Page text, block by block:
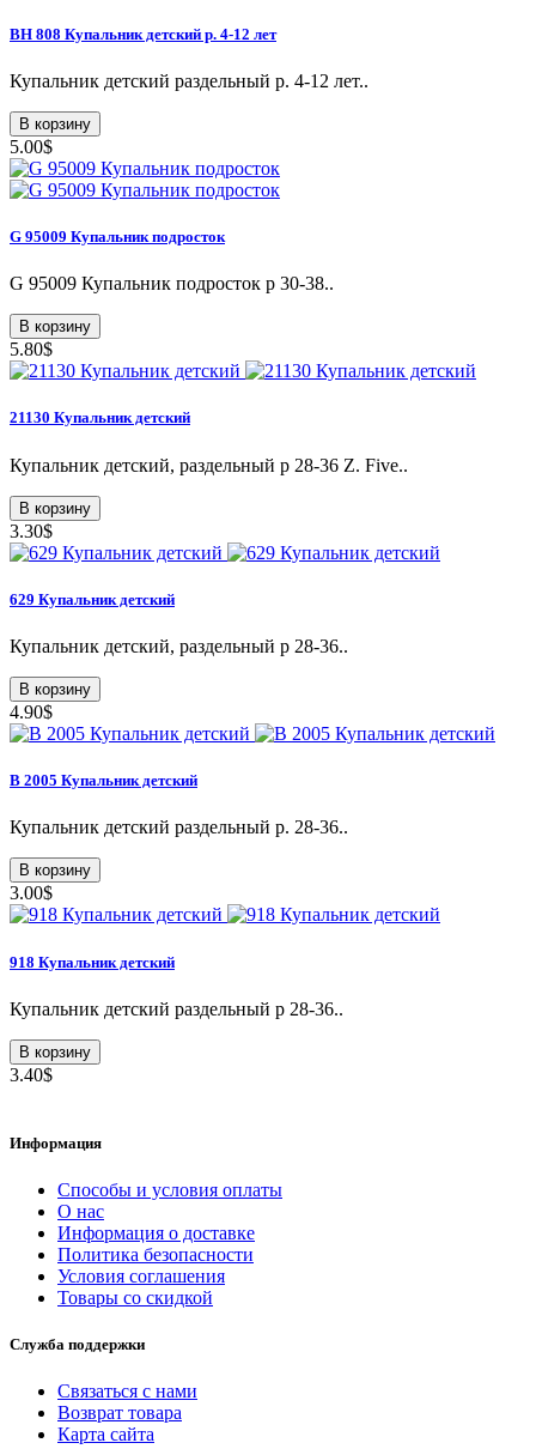
ВН 808 Купальник детский р. 4-12 лет
Купальник детский раздельный р. 4-12 лет..
В корзину
5.00$
G 95009 Купальник подросток
G 95009 Купальник подросток р 30-38..
В корзину
5.80$
21130 Купальник детский
Купальник детский, раздельный p 28-36 Z. Five..
В корзину
3.30$
629 Купальник детский
Купальник детский, раздельный p 28-36..
В корзину
4.90$
В 2005 Купальник детский
Купальник детский раздельный р. 28-36..
В корзину
3.00$
918 Купальник детский
Купальник детский раздельный p 28-36..
В корзину
3.40$
Информация
Способы и условия оплаты
О нас
Информация о доставке
Политика безопасности
Условия соглашения
Товары со скидкой
Служба поддержки
Связаться с нами
Возврат товара
Карта сайта